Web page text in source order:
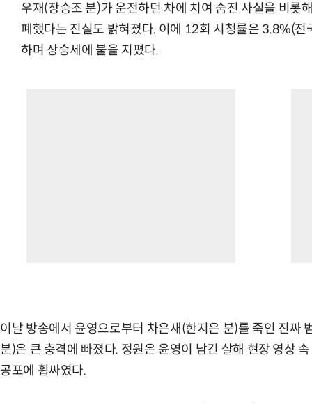
우재(장승조 분)가 운전하던 차에 치여 숨진 사실을 비롯
폐했다는 진실도 밝혀졌다. 이에 12회 시청률은 3.8%(전
하며 상승세에 불을 지폈다.
이날 방송에서 윤영으로부터 차은새(한지은 분)를 죽인 진짜
분)은 큰 충격에 빠졌다. 정원은 윤영이 남긴 살해 현장 영상
공포에 휩싸였다.